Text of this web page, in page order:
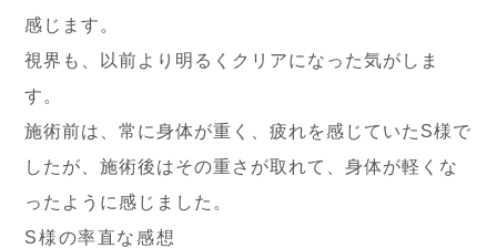
感じます。
視界も、以前より明るくクリアになった気がしま
す。
施術前は、常に身体が重く、疲れを感じていたS様で
したが、施術後はその重さが取れて、身体が軽くな
ったように感じました。
S様の率直な感想